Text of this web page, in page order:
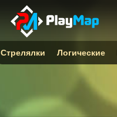
Стрелялки Логические